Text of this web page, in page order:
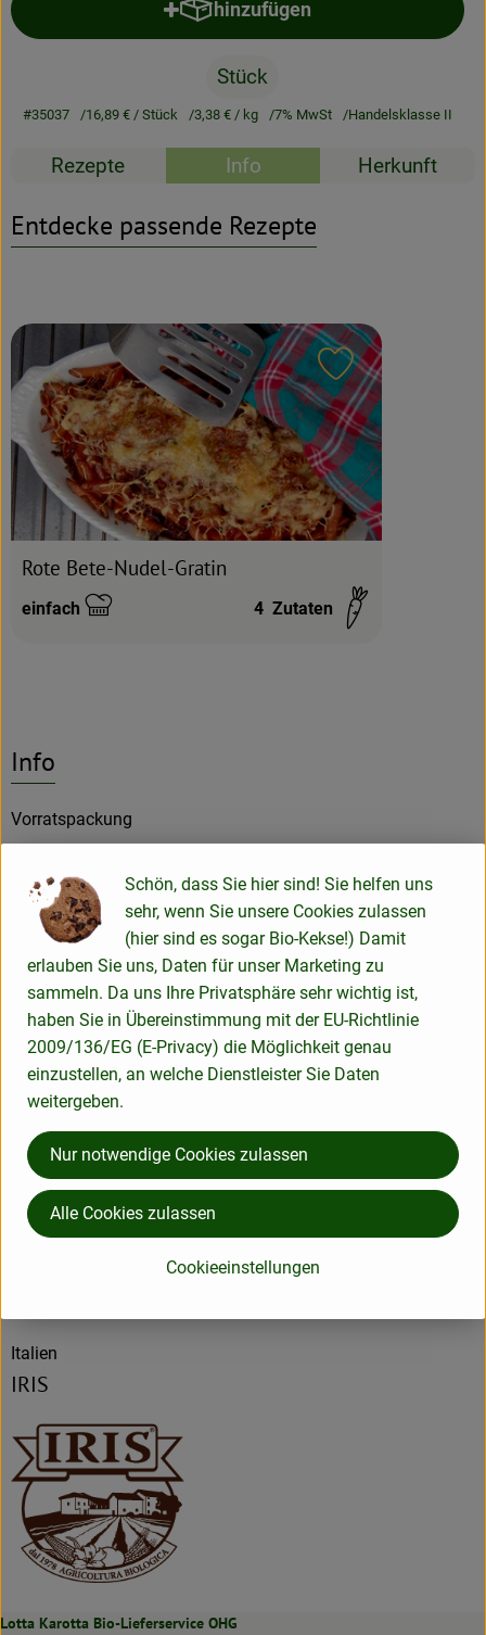
Blog
hinzufügen
Produkt zum Warenkorb
Stück
#35037 16,89 € / Stück 3,38 € / kg 7% MwSt Handelsklasse II
Rezepte Info Herkunft
Entdecke passende Rezepte
Rote Bete-Nudel-Gratin
Schwierigkeit:
einfach 4 Zutaten
Rezept zu
Info
Vorratspackung
Produktinformationen
Zutaten
Nährwert-Info
Produktdatenblatt
Herkunft
Italien
IRIS
Lotta Karotta Bio-Lieferservice OHG
Schön, dass Sie hier sind! Sie helfen uns
sehr, wenn Sie unsere Cookies zulassen
(hier sind es sogar Bio-Kekse!) Damit
erlauben Sie uns, Daten für unser Marketing zu
sammeln. Da uns Ihre Privatsphäre sehr wichtig ist,
haben Sie in Übereinstimmung mit der EU-Richtlinie
2009/136/EG (E-Privacy) die Möglichkeit genau
einzustellen, an welche Dienstleister Sie Daten
weitergeben.
Cookieeinstellungen
Nur notwendige Cookies zulassen
Alle Cookies zulassen